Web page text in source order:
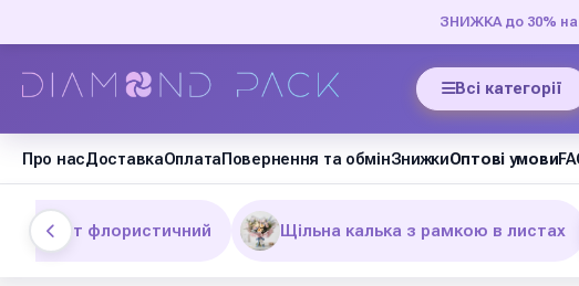
ЗНИЖКА до 30% на
Всі категорії
Про насДоставкаОплатаПовернення та обмінЗнижкиОптові умови
Оксамит флористичний Щільна калька з рамкою в листах